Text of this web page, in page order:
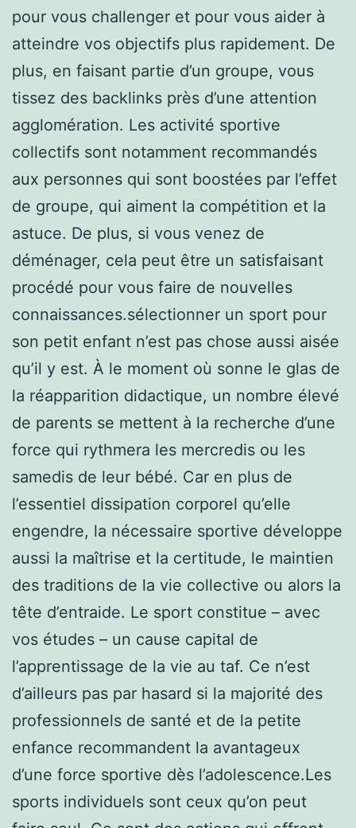
pour vous challenger et pour vous aider à
atteindre vos objectifs plus rapidement. De
plus, en faisant partie d’un groupe, vous
tissez des backlinks près d’une attention
agglomération. Les activité sportive
collectifs sont notamment recommandés
aux personnes qui sont boostées par l’effet
de groupe, qui aiment la compétition et la
astuce. De plus, si vous venez de
déménager, cela peut être un satisfaisant
procédé pour vous faire de nouvelles
connaissances.sélectionner un sport pour
son petit enfant n’est pas chose aussi aisée
qu’il y est. À le moment où sonne le glas de
la réapparition didactique, un nombre élevé
de parents se mettent à la recherche d’une
force qui rythmera les mercredis ou les
samedis de leur bébé. Car en plus de
l’essentiel dissipation corporel qu’elle
engendre, la nécessaire sportive développe
aussi la maîtrise et la certitude, le maintien
des traditions de la vie collective ou alors la
tête d’entraide. Le sport constitue – avec
vos études – un cause capital de
l’apprentissage de la vie au taf. Ce n’est
d’ailleurs pas par hasard si la majorité des
professionnels de santé et de la petite
enfance recommandent la avantageux
d’une force sportive dès l’adolescence.Les
sports individuels sont ceux qu’on peut